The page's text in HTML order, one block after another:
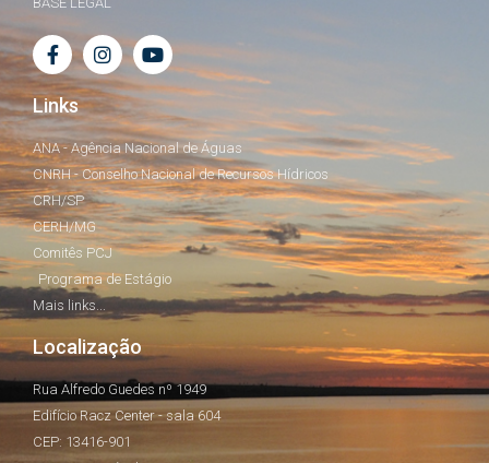
Links
ANA - Agência Nacional de Águas
CNRH - Conselho Nacional de Recursos Hídricos
CRH/SP
CERH/MG
Comitês PCJ
Programa de Estágio
Mais links...
Localização
Rua Alfredo Guedes nº 1949
Edifício Racz Center - sala 604
CEP: 13416-901